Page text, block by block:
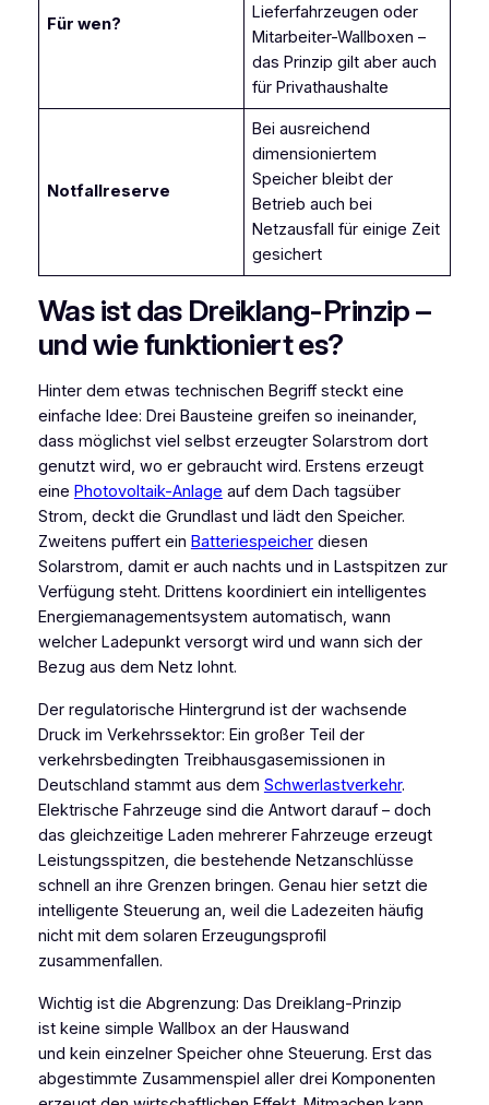
Für wen?
Lieferfahrzeugen oder
Mitarbeiter-Wallboxen –
das Prinzip gilt aber auch
für Privathaushalte
Notfallreserve
Bei ausreichend
dimensioniertem
Speicher bleibt der
Betrieb auch bei
Netzausfall für einige Zeit
gesichert
Was ist das Dreiklang-Prinzip –
und wie funktioniert es?
Hinter dem etwas technischen Begriff steckt eine
einfache Idee: Drei Bausteine greifen so ineinander,
dass möglichst viel selbst erzeugter Solarstrom dort
genutzt wird, wo er gebraucht wird. Erstens erzeugt
eine Photovoltaik-Anlage auf dem Dach tagsüber
Strom, deckt die Grundlast und lädt den Speicher.
Zweitens puffert ein Batteriespeicherdiesen
Solarstrom, damit er auch nachts und in Lastspitzen zur
Verfügung steht. Drittens koordiniert ein intelligentes
Energiemanagementsystem automatisch, wann
welcher Ladepunkt versorgt wird und wann sich der
Bezug aus dem Netz lohnt.
Der regulatorische Hintergrund ist der wachsende
Druck im Verkehrssektor: Ein großer Teil der
verkehrsbedingten Treibhausgasemissionen in
Deutschland stammt aus dem Schwerlastverkehr.
Elektrische Fahrzeuge sind die Antwort darauf – doch
das gleichzeitige Laden mehrerer Fahrzeuge erzeugt
Leistungsspitzen, die bestehende Netzanschlüsse
schnell an ihre Grenzen bringen. Genau hier setzt die
intelligente Steuerung an, weil die Ladezeiten häufig
nicht mit dem solaren Erzeugungsprofil
zusammenfallen.
Wichtig ist die Abgrenzung: Das Dreiklang-Prinzip
ist keine simple Wallbox an der Hauswand
und kein einzelner Speicher ohne Steuerung. Erst das
abgestimmte Zusammenspiel aller drei Komponenten